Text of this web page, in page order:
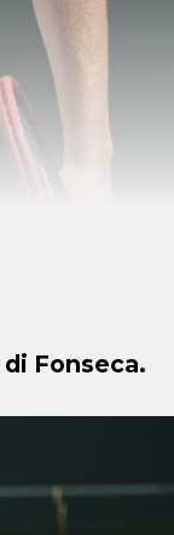
Fonseca.